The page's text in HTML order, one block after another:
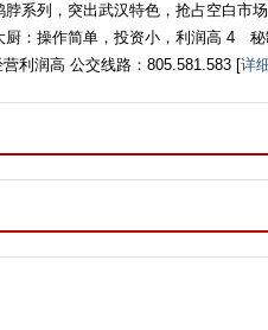
系列，突出武汉特色，抢占空白市
：操作简单，投资小，利润高 4 秘
利润高 公交线路：805.581.583 [详